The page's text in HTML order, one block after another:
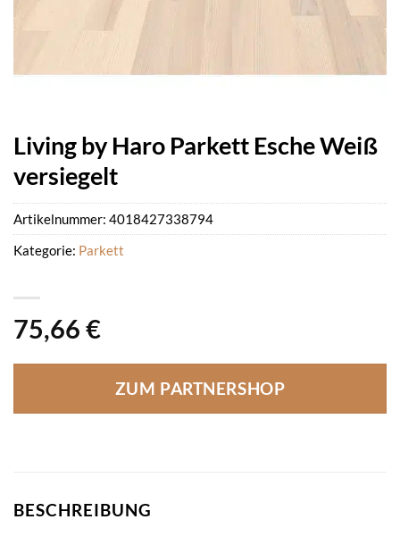
Living by Haro Parkett Esche Weiß
versiegelt
75,66 €
ZUM PARTNERSHOP
Artikelnummer: 4018427338794
Kategorie: Parkett
BESCHREIBUNG